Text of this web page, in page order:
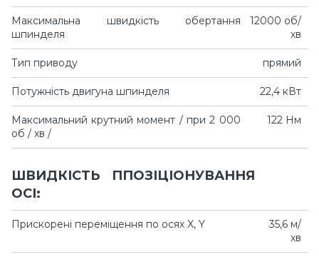
Максимальна швидкість обертання
шпинделя
12000 об/
хв
Тип приводу прямий
Потужність двигуна шпинделя 22,4 кВт
Максимальний крутний момент / при 2 000
об / хв /
122 Нм
ШВИДКІСТЬ ППОЗІЦІОНУВАННЯ
ОСІ:
Прискорені переміщення по осях X, Y
35,6 м/
хв